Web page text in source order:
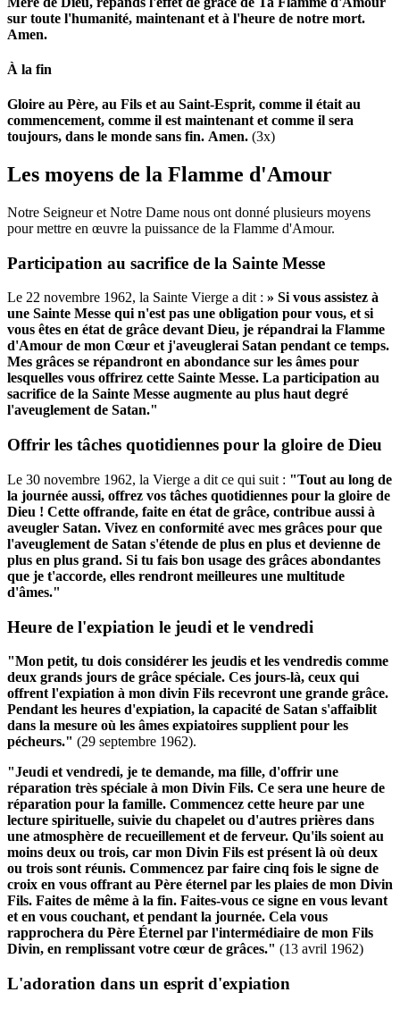
sur toute l'humanité, maintenant et à l'heure de notre mort.
Amen.
À la fin
Gloire au Père, au Fils et au Saint-Esprit, comme il était au
commencement, comme il est maintenant et comme il sera
toujours, dans le monde sans fin. Amen. (3x)
Les moyens de la Flamme d'Amour
Notre Seigneur et Notre Dame nous ont donné plusieurs moyens
pour mettre en œuvre la puissance de la Flamme d'Amour.
Participation au sacrifice de la Sainte Messe
Le 22 novembre 1962, la Sainte Vierge a dit : » Si vous assistez à
une Sainte Messe qui n'est pas une obligation pour vous, et si
vous êtes en état de grâce devant Dieu, je répandrai la Flamme
d'Amour de mon Cœur et j'aveuglerai Satan pendant ce temps.
Mes grâces se répandront en abondance sur les âmes pour
lesquelles vous offrirez cette Sainte Messe. La participation au
sacrifice de la Sainte Messe augmente au plus haut degré
l'aveuglement de Satan."
Offrir les tâches quotidiennes pour la gloire de Dieu
Le 30 novembre 1962, la Vierge a dit ce qui suit : "Tout au long de
la journée aussi, offrez vos tâches quotidiennes pour la gloire de
Dieu ! Cette offrande, faite en état de grâce, contribue aussi à
aveugler Satan. Vivez en conformité avec mes grâces pour que
l'aveuglement de Satan s'étende de plus en plus et devienne de
plus en plus grand. Si tu fais bon usage des grâces abondantes
que je t'accorde, elles rendront meilleures une multitude
d'âmes."
Heure de l'expiation le jeudi et le vendredi
"Mon petit, tu dois considérer les jeudis et les vendredis comme
deux grands jours de grâce spéciale. Ces jours-là, ceux qui
offrent l'expiation à mon divin Fils recevront une grande grâce.
Pendant les heures d'expiation, la capacité de Satan s'affaiblit
dans la mesure où les âmes expiatoires supplient pour les
pécheurs." (29 septembre 1962).
"Jeudi et vendredi, je te demande, ma fille, d'offrir une
réparation très spéciale à mon Divin Fils. Ce sera une heure de
réparation pour la famille. Commencez cette heure par une
lecture spirituelle, suivie du chapelet ou d'autres prières dans
une atmosphère de recueillement et de ferveur. Qu'ils soient au
moins deux ou trois, car mon Divin Fils est présent là où deux
ou trois sont réunis. Commencez par faire cinq fois le signe de
croix en vous offrant au Père éternel par les plaies de mon Divin
Fils. Faites de même à la fin. Faites-vous ce signe en vous levant
et en vous couchant, et pendant la journée. Cela vous
rapprochera du Père Éternel par l'intermédiaire de mon Fils
Divin, en remplissant votre cœur de grâces." (13 avril 1962)
L'adoration dans un esprit d'expiation